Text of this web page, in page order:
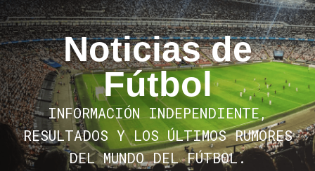
Saltar
al
contenido
Noticias de
Fútbol
INFORMACIÓN INDEPENDIENTE,
RESULTADOS Y LOS ÚLTIMOS RUMORES
DEL MUNDO DEL FÚTBOL.